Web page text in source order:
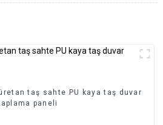
taş sahte PU kaya taş duvar
paneli